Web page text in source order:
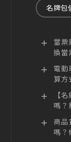
名牌包
當票
換當
電動
算方
【
嗎？
商品
嗎？